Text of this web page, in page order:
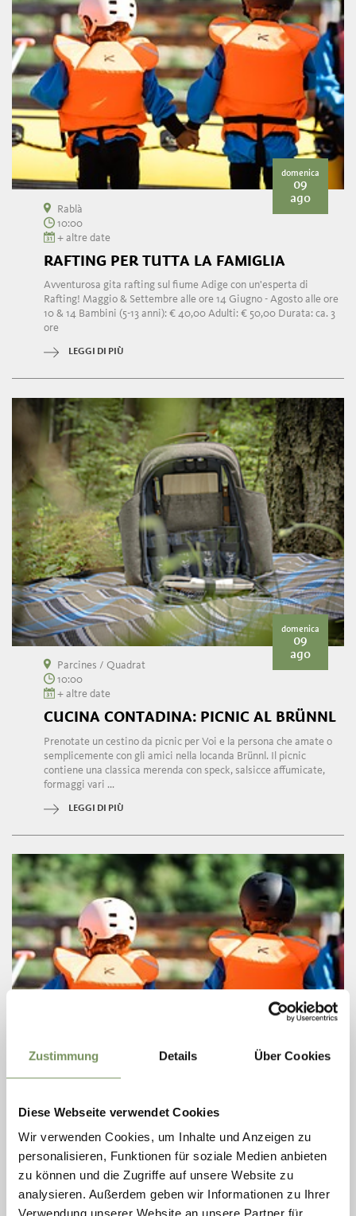
Zustimmung Details Über Cookies
Diese Webseite verwendet Cookies
Wir verwenden Cookies, um Inhalte und Anzeigen zu
personalisieren, Funktionen für soziale Medien anbieten
zu können und die Zugriffe auf unsere Website zu
analysieren. Außerdem geben wir Informationen zu Ihrer
domenica
09
ago
Rablà
10:00
+ altre date
RAFTING PER TUTTA LA FAMIGLIA
Avventurosa gita rafting sul fiume Adige con un'esperta di
Rafting! Maggio & Settembre alle ore 14 Giugno - Agosto alle ore
10 & 14 Bambini (5-13 anni): € 40,00 Adulti: € 50,00 Durata: ca. 3
ore
LEGGI DI PIÙ
domenica
09
ago
Parcines / Quadrat
10:00
+ altre date
CUCINA CONTADINA: PICNIC AL BRÜNNL
Prenotate un cestino da picnic per Voi e la persona che amate o
semplicemente con gli amici nella locanda Brünnl. Il picnic
contiene una classica merenda con speck, salsicce affumicate,
formaggi vari ...
LEGGI DI PIÙ
14:00
+ altre date
RAFTING PER TUTTA LA FAMIGLIA
Avventurosa gita rafting sul fiume Adige con un'esperta di
Rafting! Maggio & Settembre alle ore 14 Giugno - Agosto alle ore